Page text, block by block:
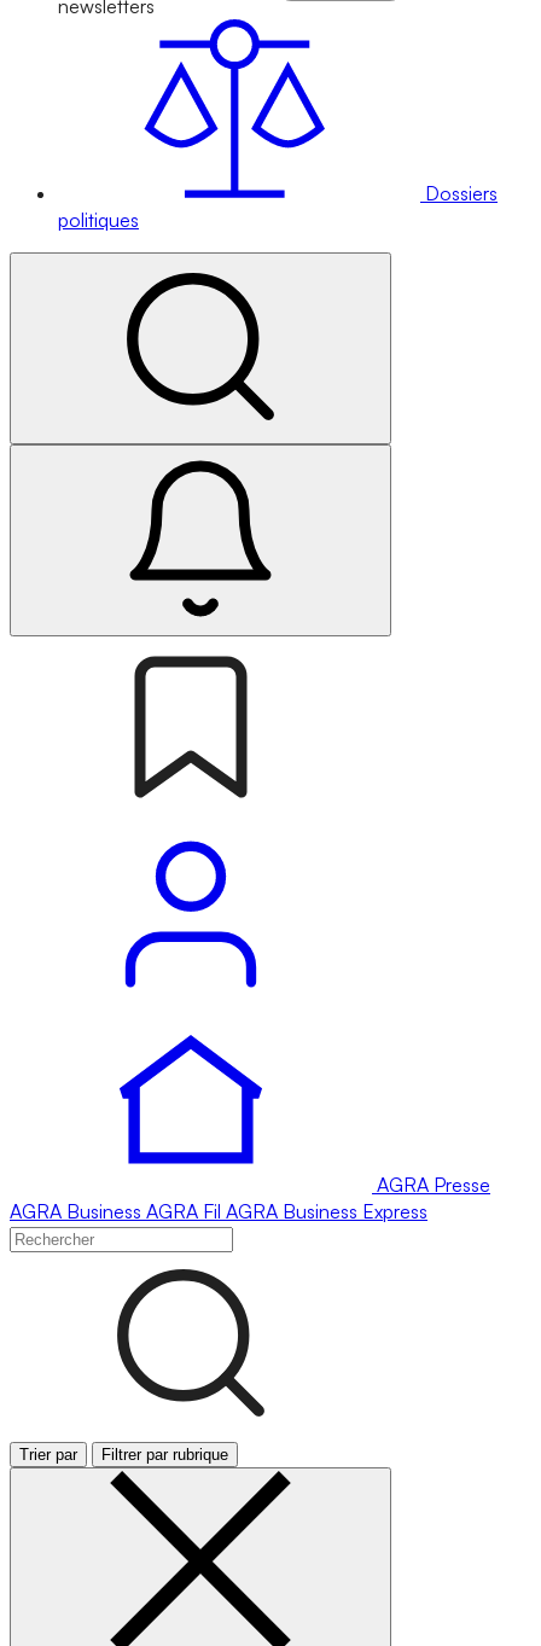
newsletters
Dossiers
politiques
AGRA Presse
AGRA Business AGRA Fil AGRA Business Express
Trier par Filtrer par rubrique